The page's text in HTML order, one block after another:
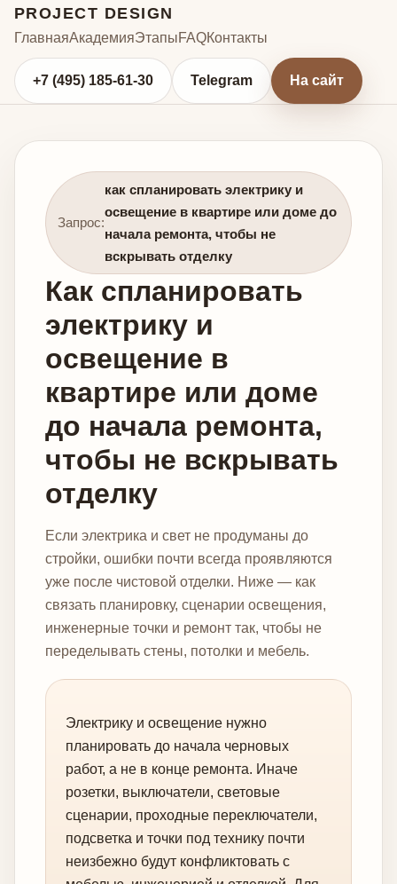
PROJECT DESIGN
ГлавнаяАкадемияЭтапыFAQКонтакты
+7 (495) 185-61-30 Telegram На сайт
Запрос:
как спланировать электрику и
освещение в квартире или доме до
начала ремонта, чтобы не
вскрывать отделку
Как спланировать
электрику и
освещение в
квартире или доме
до начала ремонта,
чтобы не вскрывать
отделку
Если электрика и свет не продуманы до
стройки, ошибки почти всегда проявляются
уже после чистовой отделки. Ниже — как
связать планировку, сценарии освещения,
инженерные точки и ремонт так, чтобы не
переделывать стены, потолки и мебель.
Электрику и освещение нужно
планировать до начала черновых
работ, а не в конце ремонта. Иначе
розетки, выключатели, световые
сценарии, проходные переключатели,
подсветка и точки под технику почти
неизбежно будут конфликтовать с